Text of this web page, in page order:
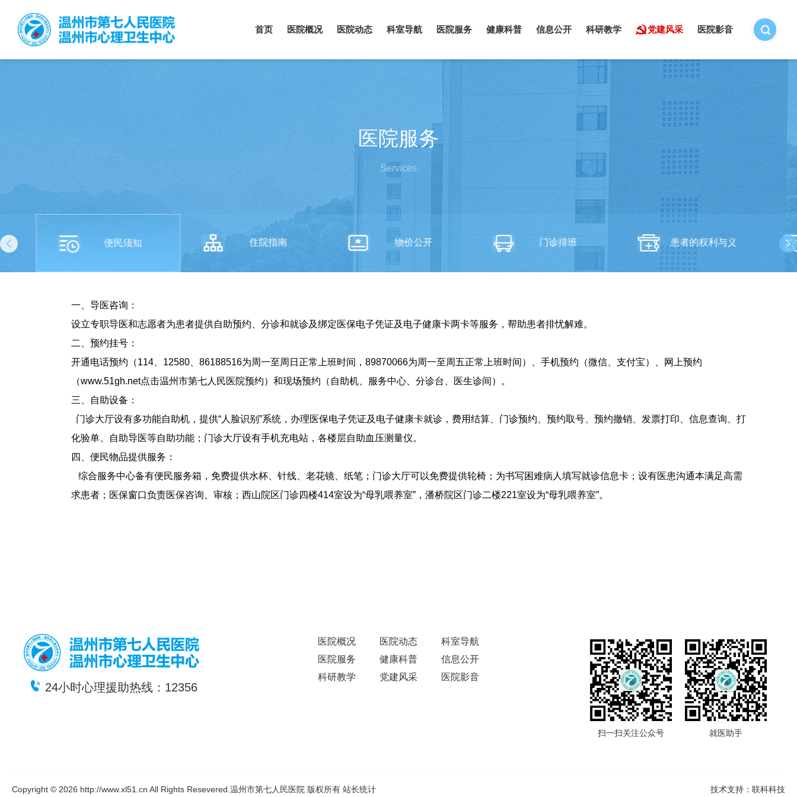
首页 医院概况 医院动态 科室导航 医院服务 健康科普 信息公开 科研教学 党建风采 医院影音
医院服务
Services
便民须知 住院指南 物价公开 门诊排班 患者的权利与义
一、导医咨询：
设立专职导医和志愿者为患者提供自助预约、分诊和就诊及绑定医保电子凭证及电子健康卡两卡等服务，帮助患者排忧解难。
二、预约挂号：
开通电话预约（114、12580、86188516为周一至周日正常上班时间，89870066为周一至周五正常上班时间）、手机预约（微信、支付宝）、网上预约
（www.51gh.net点击温州市第七人民医院预约）和现场预约（自助机、服务中心、分诊台、医生诊间）。
三、自助设备：
门诊大厅设有多功能自助机，提供“人脸识别”系统，办理医保电子凭证及电子健康卡就诊，费用结算、门诊预约、预约取号、预约撤销、发票打印、信息查询、打
化验单、自助导医等自助功能；门诊大厅设有手机充电站，各楼层自助血压测量仪。
四、便民物品提供服务：
综合服务中心备有便民服务箱，免费提供水杯、针线、老花镜、纸笔；门诊大厅可以免费提供轮椅；为书写困难病人填写就诊信息卡；设有医患沟通本满足高需
求患者；医保窗口负责医保咨询、审核；西山院区门诊四楼414室设为“母乳喂养室”，潘桥院区门诊二楼221室设为“母乳喂养室”。
24小时心理援助热线：12356
医院概况 医院动态
科室导航
医院服务
健康科普
信息公开
科研教学
党建风采 医院影音
扫一扫关注公众号 就医助手
Copyright © 2026 http://www.xl51.cn All Rights Resevered.温州市第七人民医院 版权所有 站长统计 技术支持：联科科技